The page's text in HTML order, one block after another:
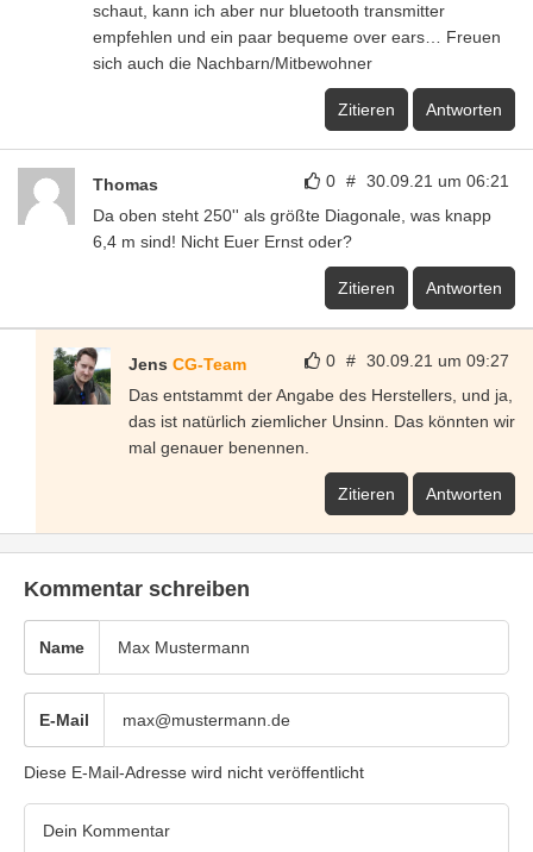
schaut, kann ich aber nur bluetooth transmitter
empfehlen und ein paar bequeme over ears… Freuen
sich auch die Nachbarn/Mitbewohner
Zitieren Antworten
0 # 30.09.21 um 06:21
Thomas
Da oben steht 250'' als größte Diagonale, was knapp
6,4 m sind! Nicht Euer Ernst oder?
Zitieren Antworten
0 # 30.09.21 um 09:27
Jens CG-Team
Das entstammt der Angabe des Herstellers, und ja,
das ist natürlich ziemlicher Unsinn. Das könnten wir
mal genauer benennen.
Zitieren Antworten
Kommentar schreiben
Name
E-Mail
Diese E-Mail-Adresse wird nicht veröffentlicht